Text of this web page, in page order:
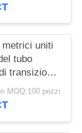
uniti
tubo
transizione
gomito da
MOQ:100 pezzi